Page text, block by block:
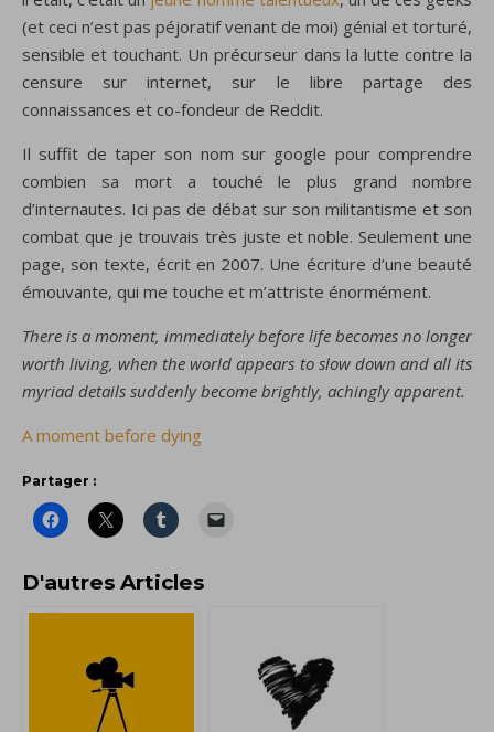
(et ceci n’est pas péjoratif venant de moi) génial et torturé,
sensible et touchant. Un précurseur dans la lutte contre la
censure sur internet, sur le libre partage des
connaissances et co-fondeur de Reddit.
Il suffit de taper son nom sur google pour comprendre
combien sa mort a touché le plus grand nombre
d’internautes. Ici pas de débat sur son militantisme et son
combat que je trouvais très juste et noble. Seulement une
page, son texte, écrit en 2007. Une écriture d’une beauté
émouvante, qui me touche et m’attriste énormément.
There is a moment, immediately before life becomes no longer
worth living, when the world appears to slow down and all its
myriad details suddenly become brightly, achingly apparent.
A moment before dying
Partager :
D'autres Articles